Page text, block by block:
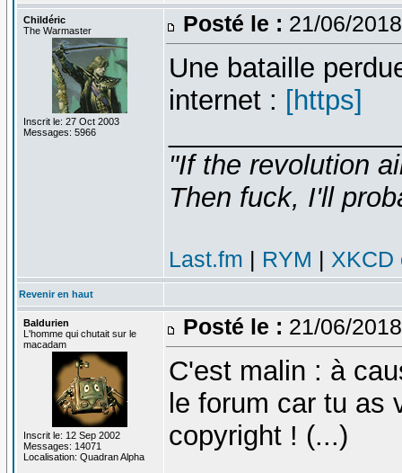
Childéric
The Warmaster
Inscrit le: 27 Oct 2003
Messages: 5966
Posté le : 21/06/
Une bataille
internet : [https]
"If the revolution
Then fuck, I'll
Last.fm | RYM | XKCD
Revenir en haut
Baldurien
L'homme qui chutait sur le
macadam
Inscrit le: 12 Sep 2002
Messages: 14071
Localisation: Quadran Alpha
Posté le : 21/06/
C'est malin : à
le forum car tu as
copyright ! (...)